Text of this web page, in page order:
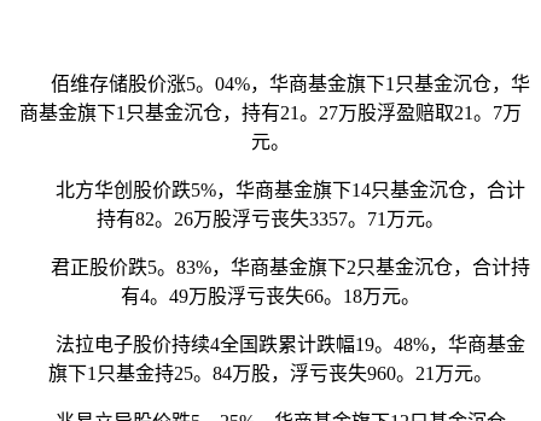
佰维存储股价涨5。04%，华商基金旗下1只基金沉仓，华
商基金旗下1只基金沉仓，持有21。27万股浮盈赔取21。7万
元。
北方华创股价跌5%，华商基金旗下14只基金沉仓，合计
持有82。26万股浮亏丧失3357。71万元。
君正股价跌5。83%，华商基金旗下2只基金沉仓，合计持
有4。49万股浮亏丧失66。18万元。
法拉电子股价持续4全国跌累计跌幅19。48%，华商基金
旗下1只基金持25。84万股，浮亏丧失960。21万元。